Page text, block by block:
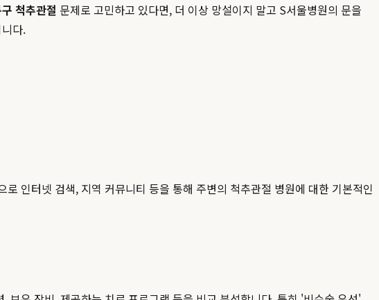
척추관절 문제로 고민하고 있다면, 더 이상 망설이지 말고 S서울병원의 문을
다.
인터넷 검색, 지역 커뮤니티 등을 통해 주변의 척추관절 병원에 대한 기본적인